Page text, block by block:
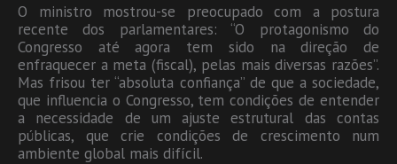
O ministro mostrou-se preocupado com a postura
recente dos parlamentares: “O protagonismo do
Congresso até agora tem sido na direção de
enfraquecer a meta (fiscal), pelas mais diversas razões”.
Mas frisou ter “absoluta confiança” de que a sociedade,
que influencia o Congresso, tem condições de entender
a necessidade de um ajuste estrutural das contas
públicas, que crie condições de crescimento num
ambiente global mais difícil.